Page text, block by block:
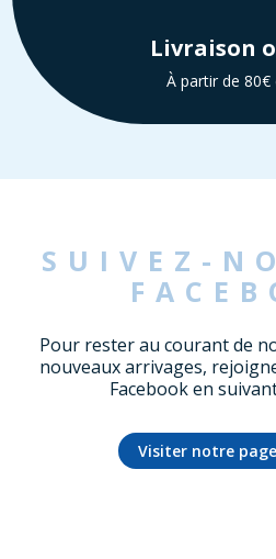
Livraison
À partir de 80€
SUIVEZ-
Pour rester au courant de
nouveaux arrivages,
Facebook en
Visiter notre